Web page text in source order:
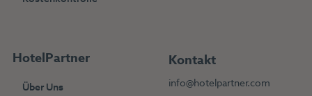
HotelPartner
Über Uns
Kontakt
info@hotelpartner.com